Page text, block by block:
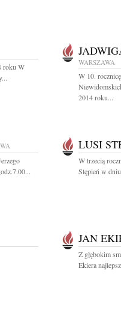
roku W
WARSZAWA
W 10.
2014 roku...
LUSI
W trzecią
Stępień w
JAN
Z głębokim
Ekiera